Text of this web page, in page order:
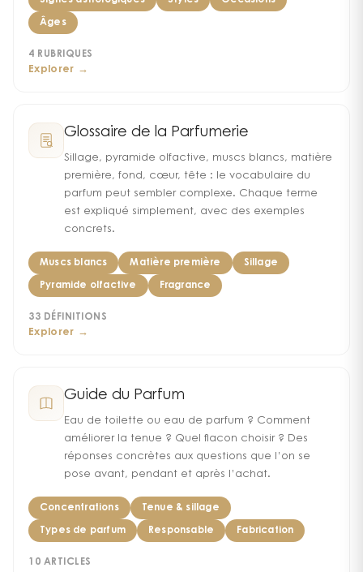
Âges
4 RUBRIQUES
Explorer →
Glossaire de la Parfumerie
Sillage, pyramide olfactive, muscs blancs, matière
première, fond, cœur, tête : le vocabulaire du
parfum peut sembler complexe. Chaque terme
est expliqué simplement, avec des exemples
concrets.
Muscs blancs Matière première Sillage
Pyramide olfactive Fragrance
33 DÉFINITIONS
Explorer →
Guide du Parfum
Eau de toilette ou eau de parfum ? Comment
améliorer la tenue ? Quel flacon choisir ? Des
réponses concrètes aux questions que l’on se
pose avant, pendant et après l’achat.
Concentrations Tenue & sillage
Types de parfum Responsable Fabrication
10 ARTICLES